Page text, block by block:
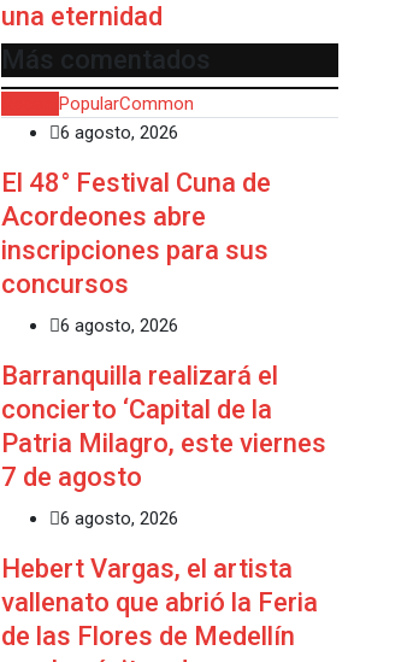
una eternidad
Más comentados
PopularCommon
6 agosto, 2026
El 48° Festival Cuna de
Acordeones abre
inscripciones para sus
concursos
6 agosto, 2026
Barranquilla realizará el
concierto ‘Capital de la
Patria Milagro, este viernes
7 de agosto
6 agosto, 2026
Hebert Vargas, el artista
vallenato que abrió la Feria
de las Flores de Medellín